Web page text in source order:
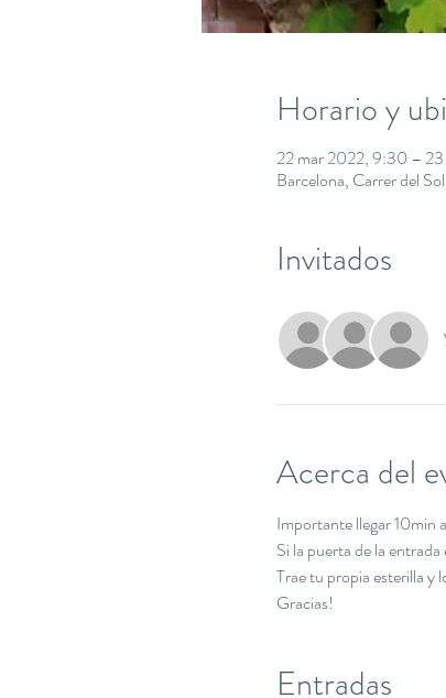
Horario y
22 mar 2022, 9:30 –
Barcelona, Carrer del
Invitados
Acerca del
Importante llegar 10min
Si la puerta de la
Trae tu propia esterilla y
Gracias!
Entradas